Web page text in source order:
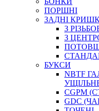
ПОРШНІ
ЗАДНІ
З
З
БУКСИ
NBTF
CGPM
GDC